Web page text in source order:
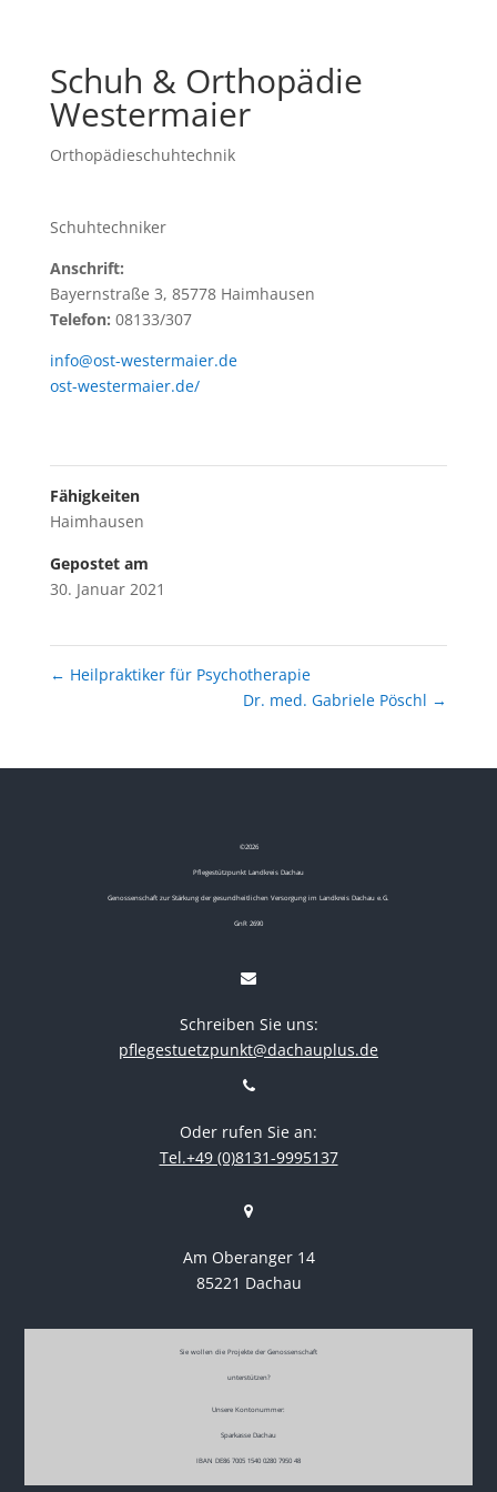
Schuh & Orthopädie
Westermaier
Orthopädieschuhtechnik
Schuhtechniker
Anschrift:
Bayernstraße 3, 85778 Haimhausen
Telefon: 08133/307
info@ost-westermaier.de
ost-westermaier.de/
Fähigkeiten
Haimhausen
Gepostet am
30. Januar 2021
← Heilpraktiker für Psychotherapie
Dr. med. Gabriele Pöschl →
©2026
Pflegestützpunkt Landkreis Dachau
Genossenschaft zur Stärkung der gesundheitlichen Versorgung im Landkreis Dachau e.G.
GnR 2690
Schreiben Sie uns:
pflegestuetzpunkt@dachauplus.de
Oder rufen Sie an:
Tel.+49 (0)8131-9995137
Am Oberanger 14
85221 Dachau
Sie wollen die Projekte der Genossenschaft
unterstützen?
Unsere Kontonummer:
Sparkasse Dachau
IBAN DE86 7005 1540 0280 7950 48